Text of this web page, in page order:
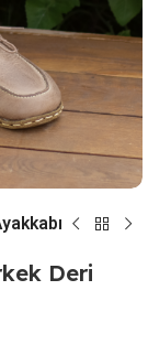
Deri